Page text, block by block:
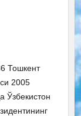
Тошкент
2005
Ўзбекистон